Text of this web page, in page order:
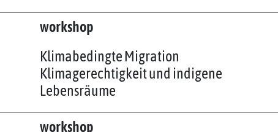
workshop
Klimabedingte Migration
Klimagerechtigkeit und indigene
Lebensräume
workshop